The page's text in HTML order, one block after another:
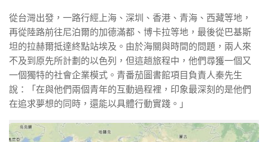
從台灣出發，一路行經上海、深圳、香港、青海、西藏等地，
再從陸路前往尼泊爾的加德滿都、博卡拉等地，最後從巴基斯
坦的拉赫爾抵達終點站埃及。由於海關與時間的問題，兩人來
不及到原先所計劃的以色列，但這趟旅程中，他們尋獲一個又
一個獨特的社會企業模式。青番茄圖書館項目負責人秦先生
說：「在與他們兩個青年的互動過程裡，印象最深刻的是他們
在追求夢想的同時，還能以具體行動實踐。」